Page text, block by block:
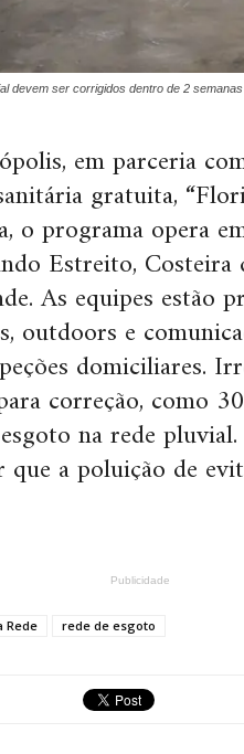
devem ser corrigidos dentro de 2
em parceria
gratuita,
o programa opera
Estreito, Costeira
As equipes estão
outdoors e
domiciliares.
correção, como
na rede
a poluição de
Publicidade
Rede rede de esgoto